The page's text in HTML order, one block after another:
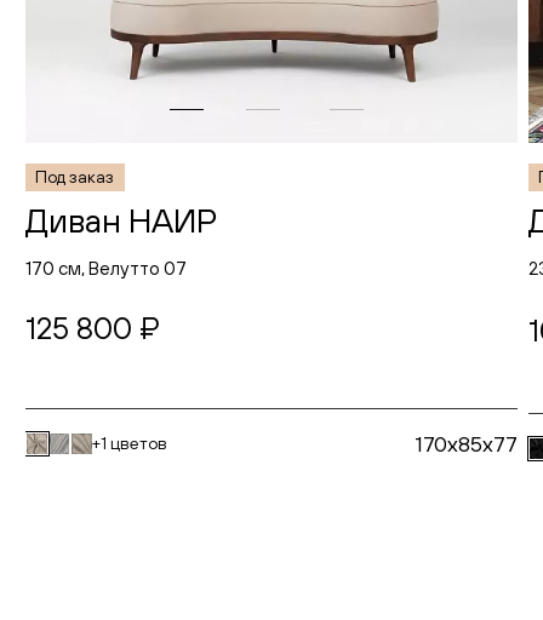
Диван НАИР
Под заказ
170 см, Велутто 07
125 800 ₽
+1 цветов
170x85x77